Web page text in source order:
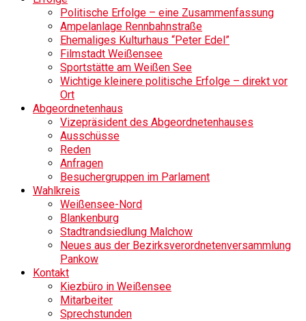
Politische Erfolge – eine Zusammenfassung
Ampelanlage Rennbahnstraße
Ehemaliges Kulturhaus “Peter Edel”
Filmstadt Weißensee
Sportstätte am Weißen See
Wichtige kleinere politische Erfolge – direkt vor
Ort
Abgeordnetenhaus
Vizepräsident des Abgeordnetenhauses
Ausschüsse
Reden
Anfragen
Besuchergruppen im Parlament
Wahlkreis
Weißensee-Nord
Blankenburg
Stadtrandsiedlung Malchow
Neues aus der Bezirksverordnetenversammlung
Pankow
Kontakt
Kiezbüro in Weißensee
Mitarbeiter
Sprechstunden